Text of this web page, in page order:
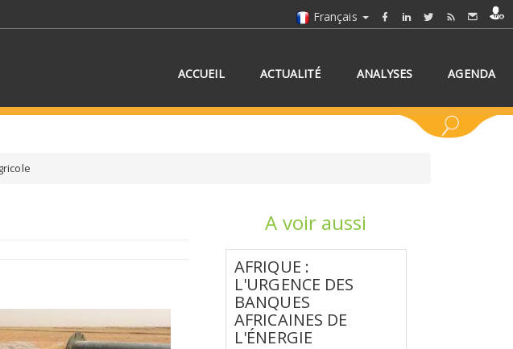
Français
ACCUEIL ACTUALITÉ ANALYSES AGENDA
SÉLECTIONNEZ UN/DES PAYS
A voir aussi
AFRIQUE :
L'URGENCE DES
BANQUES
AFRICAINES DE
L'ÉNERGIE